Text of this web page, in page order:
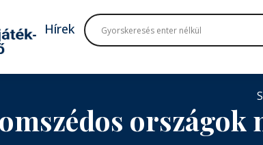
Hírek